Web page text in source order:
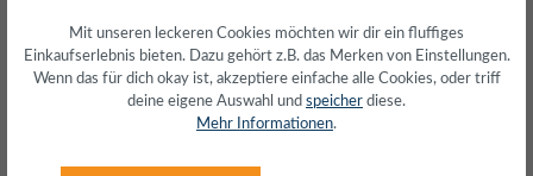
Mit unseren leckeren Cookies möchten wir dir ein fluffiges
Einkaufserlebnis bieten. Dazu gehört z.B. das Merken von Einstellungen.
Wenn das für dich okay ist, akzeptiere einfache alle Cookies, oder triff
deine eigene Auswahl und speicher diese.
Mehr Informationen.